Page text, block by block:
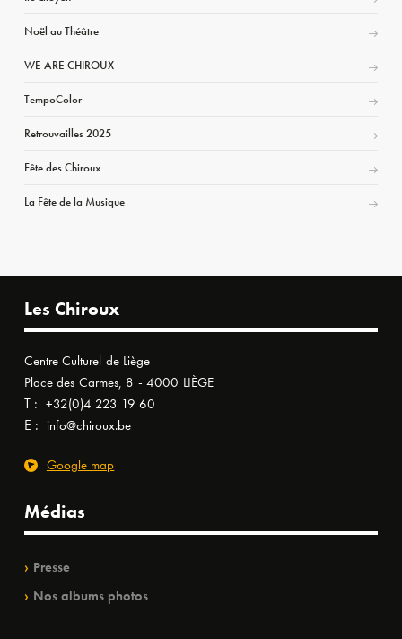
Noël au Théâtre
WE ARE CHIROUX
TempoColor
Retrouvailles 2025
Fête des Chiroux
La Fête de la Musique
Les Chiroux
Centre Culturel de Liège
Place des Carmes, 8 - 4000 LIÈGE
T : +32(0)4 223 19 60
E : info@chiroux.be
Google map
Médias
Presse
Nos albums photos